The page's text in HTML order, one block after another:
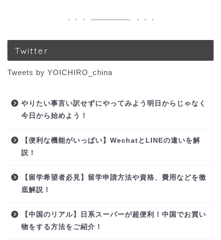
Twitter
Tweets by YOICHIRO_china
やりたい事言い訳せずにやってみよう明日からじゃなく
今日から始めよう！
【便利な機能がいっぱい】WechatとLINEの違いを解
説！
【留学希望者必見】留学申請方法や資格、費用などを徹
底解説！
【中国のリアル】日系スーパーが超便利！中国でお買い
物をする方法をご紹介！